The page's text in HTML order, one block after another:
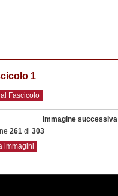
1
Fascicolo
Immagine successiva
261di 303
immagini